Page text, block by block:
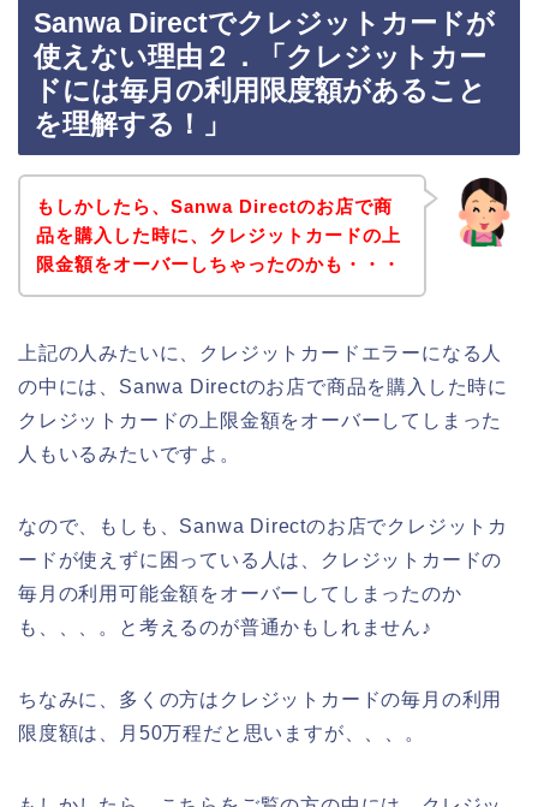
Sanwa Directでクレジットカードが
使えない理由２．「クレジットカー
ドには毎月の利用限度額があること
を理解する！」
もしかしたら、Sanwa Directのお店で商
品を購入した時に、クレジットカードの上
限金額をオーバーしちゃったのかも・・・
上記の人みたいに、クレジットカードエラーになる人
の中には、Sanwa Directのお店で商品を購入した時に
クレジットカードの上限金額をオーバーしてしまった
人もいるみたいですよ。
なので、もしも、Sanwa Directのお店でクレジットカ
ードが使えずに困っている人は、クレジットカードの
毎月の利用可能金額をオーバーしてしまったのか
も、、、。と考えるのが普通かもしれません♪
ちなみに、多くの方はクレジットカードの毎月の利用
限度額は、月50万程だと思いますが、、、。